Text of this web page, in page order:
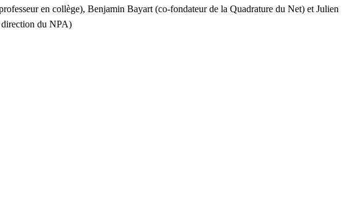
en collège), Benjamin Bayart (co-fondateur de la Quadrature du Net) et Julien
direction du NPA)